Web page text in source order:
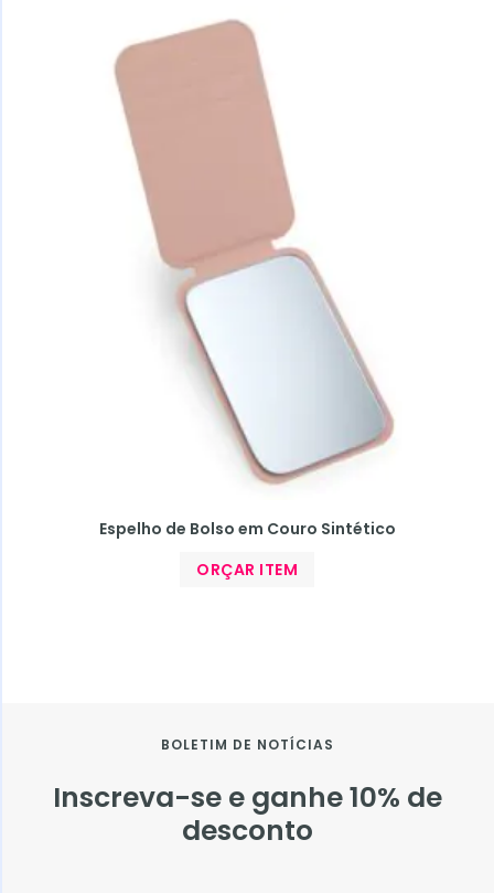
Espelho de Bolso em Couro Sintético
ORÇAR ITEM
BOLETIM DE NOTÍCIAS
Inscreva-se e ganhe 10% de
desconto